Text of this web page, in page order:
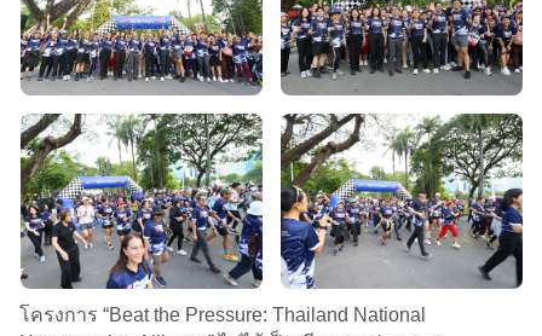
โครงการ “Beat the Pressure: Thailand National